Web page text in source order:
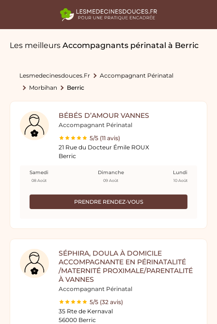
Les meilleurs Accompagnants périnatal à Berric
Lesmedecinesdouces.fr
Accompagnant Périnatal
Morbihan
Berric
BÉBÉS D’AMOUR VANNES
Accompagnant Périnatal
5/5 (11 avis)
21 Rue du Docteur Émile ROUX
Berric
PRENDRE RENDEZ-VOUS
Samedi
08 Août
Dimanche
09 Août
Lundi
10 Août
SÉPHIRA, DOULA À DOMICILE
ACCOMPAGNANTE EN PÉRINATALITÉ
/MATERNITÉ PROXIMALE/PARENTALITÉ
À VANNES
Accompagnant Périnatal
5/5 (32 avis)
35 Rte de Kernaval
56000 Berric